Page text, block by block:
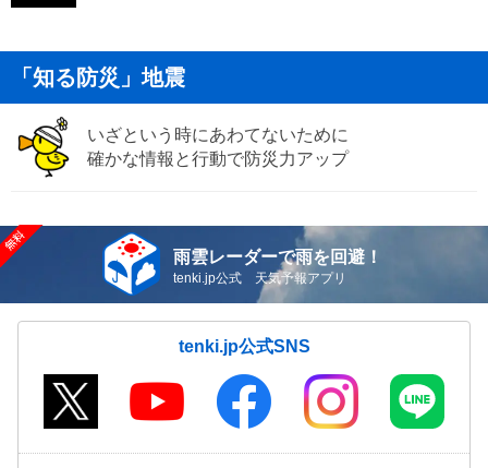
「知る防災」地震
いざという時にあわてないために
確かな情報と行動で防災力アップ
雨雲レーダーで雨を回避！
tenki.jp公式 天気予報アプリ
tenki.jp公式SNS